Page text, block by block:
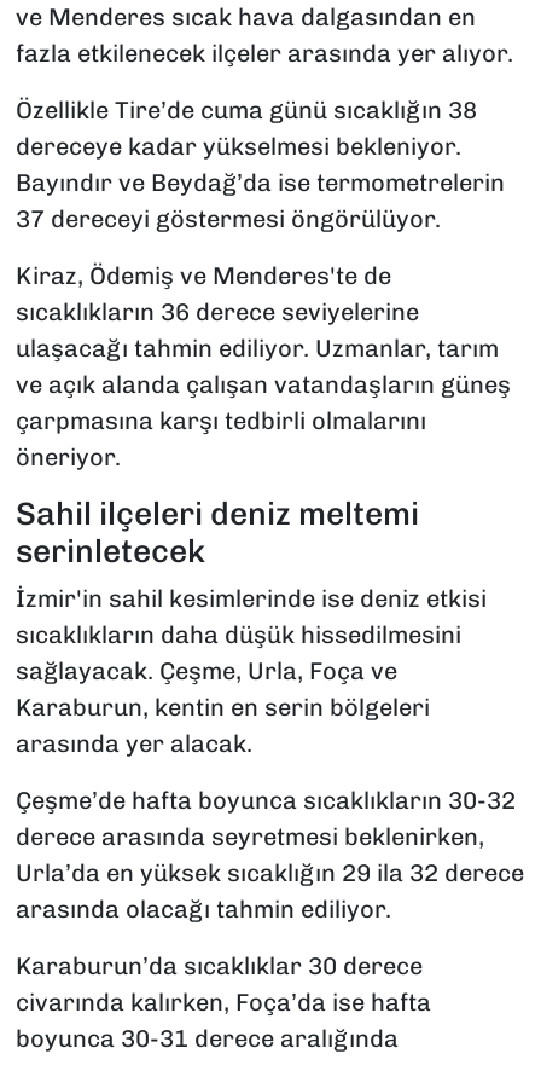
ve Menderes sıcak hava dalgasından en
fazla etkilenecek ilçeler arasında yer alıyor.
Özellikle Tire’de cuma günü sıcaklığın 38
dereceye kadar yükselmesi bekleniyor.
Bayındır ve Beydağ’da ise termometrelerin
37 dereceyi göstermesi öngörülüyor.
Kiraz, Ödemiş ve Menderes'te de
sıcaklıkların 36 derece seviyelerine
ulaşacağı tahmin ediliyor. Uzmanlar, tarım
ve açık alanda çalışan vatandaşların güneş
çarpmasına karşı tedbirli olmalarını
öneriyor.
Sahil ilçeleri deniz meltemi
serinletecek
İzmir'in sahil kesimlerinde ise deniz etkisi
sıcaklıkların daha düşük hissedilmesini
sağlayacak. Çeşme, Urla, Foça ve
Karaburun, kentin en serin bölgeleri
arasında yer alacak.
Çeşme’de hafta boyunca sıcaklıkların 30-32
derece arasında seyretmesi beklenirken,
Urla’da en yüksek sıcaklığın 29 ila 32 derece
arasında olacağı tahmin ediliyor.
Karaburun’da sıcaklıklar 30 derece
civarında kalırken, Foça’da ise hafta
boyunca 30-31 derece aralığında